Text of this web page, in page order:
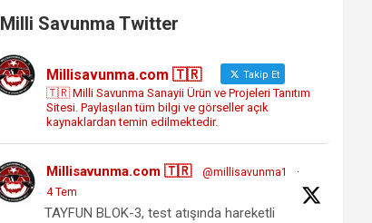
Milli Savunma Twitter
Millisavunma.com 🇹🇷 Takip Et
🇹🇷 Milli Savunma Sanayii Ürün ve Projeleri Tanıtım
Sitesi. Paylaşılan tüm bilgi ve görseller açık
kaynaklardan temin edilmektedir.
Millisavunma.com 🇹🇷 @millisavunma1
·
4 Tem
TAYFUN BLOK-3, test atışında hareketli